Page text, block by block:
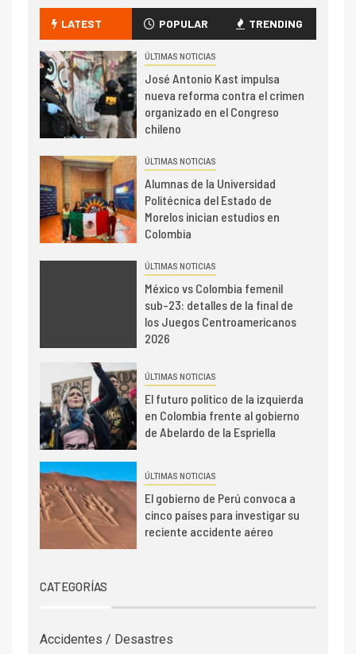
LATEST POPULAR TRENDING
ÚLTIMAS NOTICIAS
José Antonio Kast impulsa
nueva reforma contra el crimen
organizado en el Congreso
chileno
ÚLTIMAS NOTICIAS
Alumnas de la Universidad
Politécnica del Estado de
Morelos inician estudios en
Colombia
ÚLTIMAS NOTICIAS
México vs Colombia femenil
sub-23: detalles de la final de
los Juegos Centroamericanos
2026
ÚLTIMAS NOTICIAS
El futuro político de la izquierda
en Colombia frente al gobierno
de Abelardo de la Espriella
ÚLTIMAS NOTICIAS
El gobierno de Perú convoca a
cinco países para investigar su
reciente accidente aéreo
CATEGORÍAS
Accidentes / Desastres